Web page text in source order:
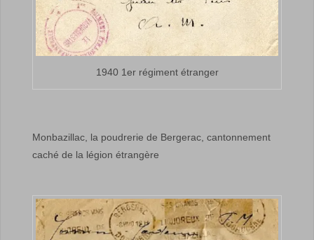
1940 1er régiment étranger
Monbazillac, la poudrerie de Bergerac, cantonnement
caché de la légion étrangère